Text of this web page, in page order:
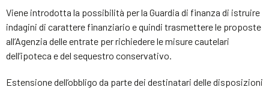
Viene introdotta la possibilità per la Guardia di finanza di istruire
indagini di carattere finanziario e quindi trasmettere le proposte
all’Agenzia delle entrate per richiedere le misure cautelari
dell’ipoteca e del sequestro conservativo.
Estensione dell’obbligo da parte dei destinatari delle disposizioni